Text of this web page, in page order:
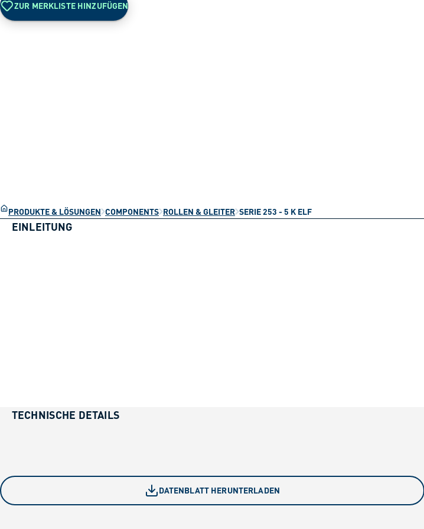
ZUR MERKLISTE HINZUFÜGEN
PRODUKTE & LÖSUNGEN COMPONENTS ROLLEN & GLEITER SERIE 253 - 5 K ELF
EINLEITUNG
TECHNISCHE DETAILS
DATENBLATT HERUNTERLADEN